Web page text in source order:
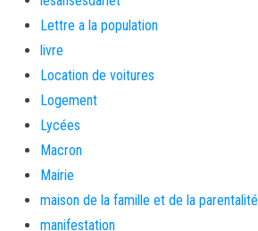
Lettre a la population
livre
Location de voitures
Logement
Lycées
Macron
Mairie
maison de la famille et de la parentalité
manifestation